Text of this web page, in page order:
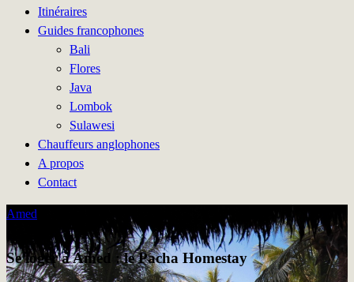
Itinéraires
Guides francophones
Bali
Flores
Java
Lombok
Sulawesi
Chauffeurs anglophones
A propos
Contact
Amed
Se loger à Amed : le Pacha Homestay